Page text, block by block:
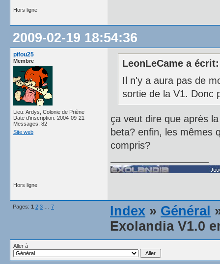
Hors ligne
2009-02-19 18:54:36
pifou25
Membre
Lieu: Ardys, Colonie de Priène
Date d'inscription: 2004-09-21
Messages: 82
Site web
LeonLeCame a écrit:
Il n'y a aura pas de
sortie de la V1. Donc
ça veut dire que après
beta? enfin, les mêmes
compris?
Hors ligne
Pages: 1 2 3 7 Index » Général
Exolandia V1.0
Aller à